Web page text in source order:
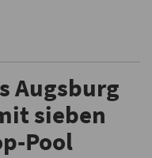
Augsburg
sieben
Pool